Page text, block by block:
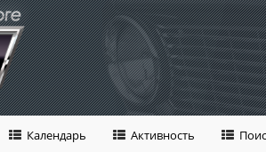
Календарь Активность